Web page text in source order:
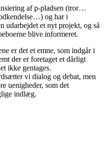
af p-pladsen (tror…
og har i
udarbejdet et nyt projekt, og så
blive informeret.
er det et emne, som indgår i
der er foretaget et dårligt
ikke gentages.
vi dialog og debat, men
uenigheder, som det
indlæg.